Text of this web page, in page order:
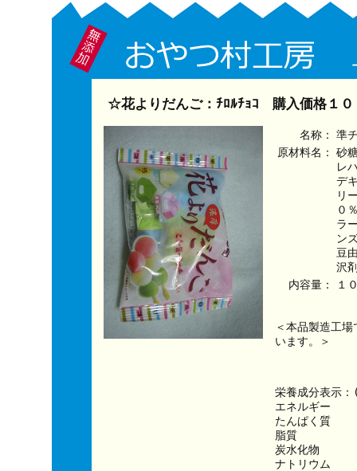
☆花よりだんご：ﾁﾛﾙﾁｮｺ 購入価格１０
名称：
準
原材料名：
砂
レ
デ
リ
０
ラ
ン
豆
沢
内容量：
１
＜本品製造工
います。＞
栄養成分表示
エネルギー　
たんぱく質　　
脂質　　　　
炭水化物　　　
ナトリウム　　